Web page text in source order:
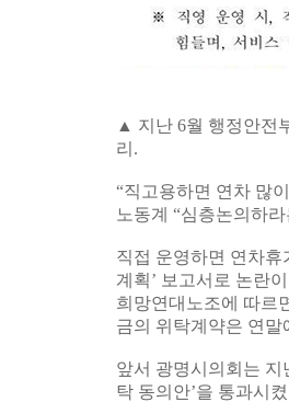
▲ 지난 6월 행정안전
리.
“직고용하면 연차 많
노동계 “심층논의하
직접 운영하면 연차휴
계획’ 보고서로 논란
희망연대노조에 따르
금의 위탁계약은 연말
앞서 광명시의회는 지
탁 동의안’을 통과시